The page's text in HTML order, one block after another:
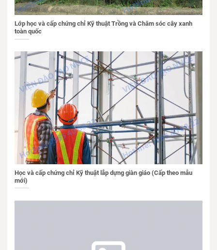
Lớp học và cấp chứng chỉ Kỹ thuật Trồng và Chăm sóc cây xanh
toàn quốc
Học và cấp chứng chỉ Kỹ thuật lắp dựng giàn giáo (Cấp theo mẫu
mới)